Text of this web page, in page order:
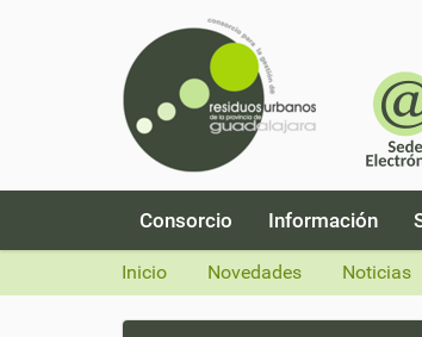
v
Consorcio Información
Inicio Novedades Noticias